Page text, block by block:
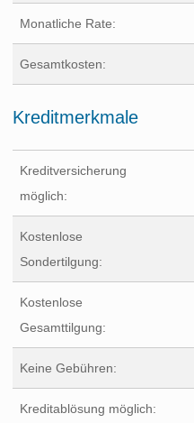
Monatliche Rate:
Gesamtkosten:
Kreditmerkmale
Kreditversicherung
möglich:
Kostenlose
Sondertilgung:
Kostenlose
Gesamttilgung:
Keine Gebühren:
Kreditablösung möglich: